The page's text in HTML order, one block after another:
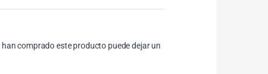
comprado este producto puede dejar un